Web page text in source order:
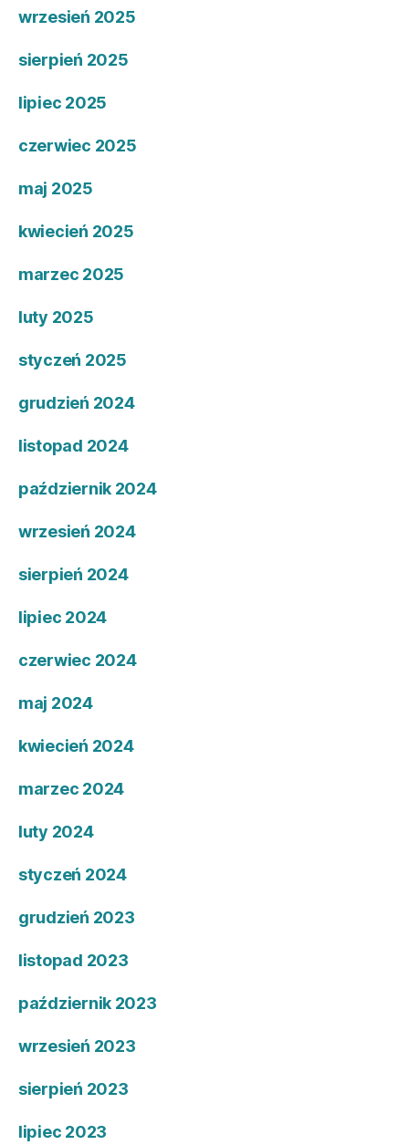
wrzesień 2025
sierpień 2025
lipiec 2025
czerwiec 2025
maj 2025
kwiecień 2025
marzec 2025
luty 2025
styczeń 2025
grudzień 2024
listopad 2024
październik 2024
wrzesień 2024
sierpień 2024
lipiec 2024
czerwiec 2024
maj 2024
kwiecień 2024
marzec 2024
luty 2024
styczeń 2024
grudzień 2023
listopad 2023
październik 2023
wrzesień 2023
sierpień 2023
lipiec 2023